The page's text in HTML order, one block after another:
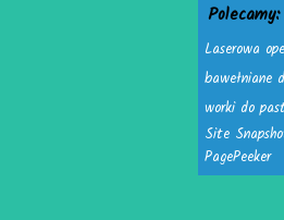
Polecamy:
Laserowa
bawełniane
worki do
Site
PagePeeker